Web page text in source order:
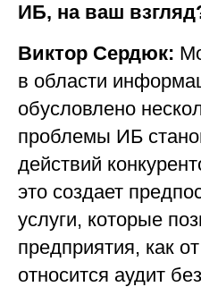
ИБ, на ваш
Виктор Сердюк:
в области
обусловлено
проблемы ИБ
действий
это создает
услуги, которые
предприятия, как
относится аудит